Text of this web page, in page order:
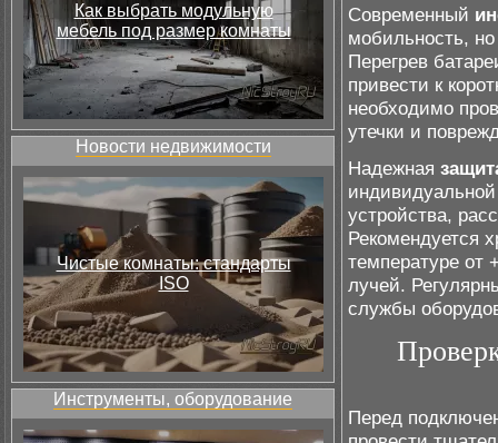
Как выбрать модульную
мебель под размер комнаты
Новости недвижимости
Чистые комнаты: стандарты
ISO
Инструменты, оборудование
Современный
мобильность,
Перегрев
привести к
необходимо
утечки и
Надежная
устройства,
Рекомендуется
температуре от
лучей.
службы
Перед